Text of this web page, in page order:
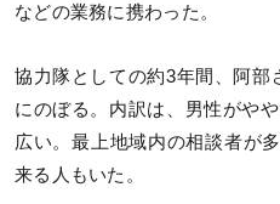
などの業務に携わった。
協力隊としての約3年間、阿部
にのぼる。内訳は、男性がや
広い。最上地域内の相談者が
来る人もいた。